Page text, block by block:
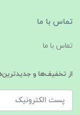
تماس با ما
تماس با ما
از تخفیف‌ها و